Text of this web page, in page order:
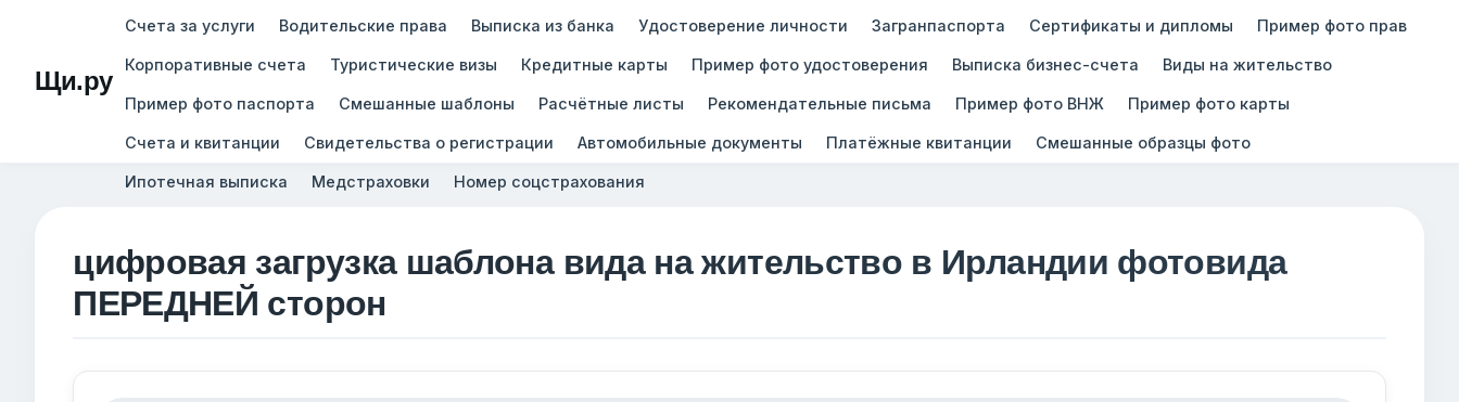
Щи.ру
Счета за услуги Водительские права Выписка из банка Удостоверение личности Загранпаспорта Сертификаты и дипломы Пример фото прав
Корпоративные счета Туристические визы Кредитные карты Пример фото удостоверения Выписка бизнес-счета Виды на жительство
Пример фото паспорта Смешанные шаблоны Расчётные листы Рекомендательные письма Пример фото ВНЖ Пример фото карты
Счета и квитанции Свидетельства о регистрации Автомобильные документы Платёжные квитанции Смешанные образцы фото
Ипотечная выписка Медстраховки Номер соцстрахования
цифровая загрузка шаблона вида на жительство в Ирландии фотовида
ПЕРЕДНЕЙ сторон